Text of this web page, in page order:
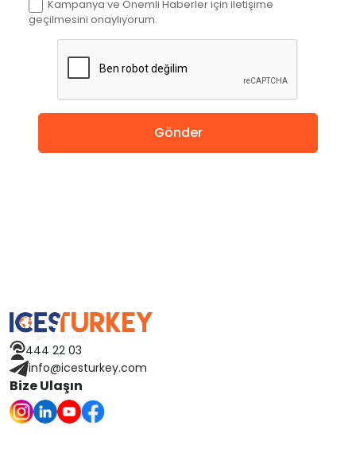
İngiltere
Amerika
Avusturya
Finlandiya
Çekya
Kampanya ve Önemli Haberler için iletişime
geçilmesini onaylıyorum.
Gönder
444 22 03
info@icesturkey.com
Bize Ulaşın